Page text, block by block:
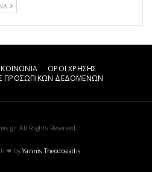
ΟΡΟΙ ΧΡΗΣΗΣ
ΠΡΟΣΩΠΙΚΩΝ ΔΕΔΟΜΕΝΩΝ
All Rights Reserved.
❤ byYannis Theodosiadis